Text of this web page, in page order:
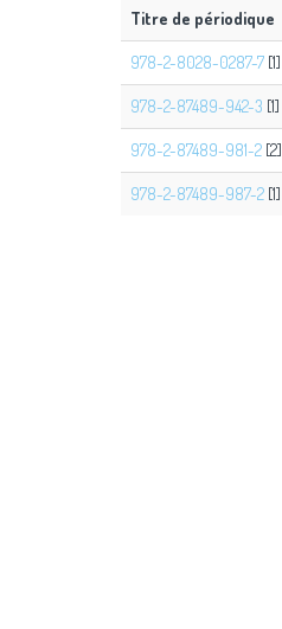
Titre de périodique
978-2-8028-0287-7 [1]
978-2-87489-942-3 [1]
978-2-87489-981-2 [2]
978-2-87489-987-2 [1]